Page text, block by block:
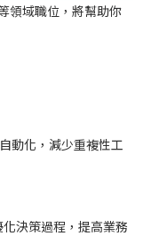
領域職位，將幫助你
動化，減少重複性工
決策過程，提高業務